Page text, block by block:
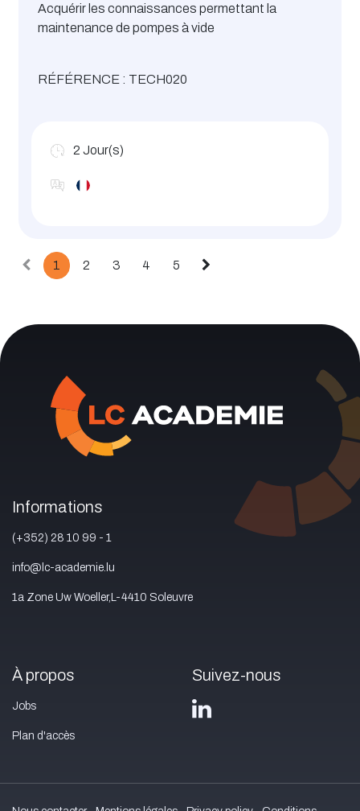
Acquérir les connaissances permettant la
maintenance de pompes à vide
RÉFÉRENCE : TECH020
2 Jour(s)
1 2 3 4 5
Informations
(+352) 28 10 99 - 1
info@lc-academie.lu
1a Zone Uw Woeller,L-4410 Soleuvre
À propos
Jobs
Plan d'accès
Suivez-nous